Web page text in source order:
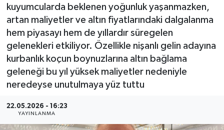
kuyumcularda beklenen yoğunluk yaşanmazken,
artan maliyetler ve altın fiyatlarındaki dalgalanma
hem piyasayı hem de yıllardır süregelen
gelenekleri etkiliyor. Özellikle nişanlı gelin adayına
kurbanlık koçun boynuzlarına altın bağlama
geleneği bu yıl yüksek maliyetler nedeniyle
neredeyse unutulmaya yüz tuttu
22.05.2026 - 16:23
YAYINLANMA
E-Gazete
Haber Arşivi